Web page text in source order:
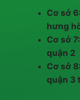
Cơ sở
hưng
Cơ sở
quận 2
Cơ sở
quận 3